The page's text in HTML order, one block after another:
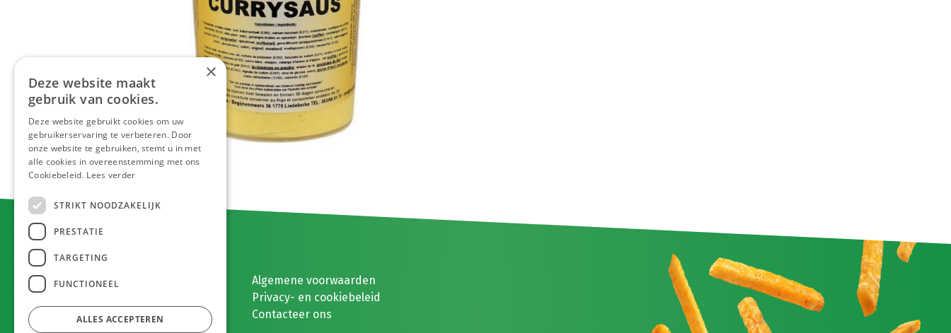
E. MEEUWISSEN BV
Gaston Eyskenslaan 2
3900 Pelt, België
Algemene voorwaarden
Privacy- en cookiebeleid
Contacteer ons
×
Deze website maakt
gebruik van cookies.
Deze website gebruikt cookies om uw
gebruikerservaring te verbeteren. Door
onze website te gebruiken, stemt u in met
alle cookies in overeenstemming met ons
Cookiebeleid. Lees verder
STRIKT NOODZAKELIJK
PRESTATIE
TARGETING
FUNCTIONEEL
ALLES ACCEPTEREN